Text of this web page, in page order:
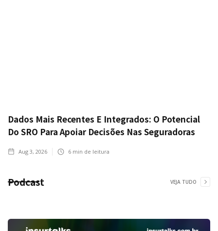
Dados Mais Recentes E Integrados: O Potencial
Do SRO Para Apoiar Decisões Nas Seguradoras
Aug 3, 2026 6 min de leitura
Podcast VEJA TUDO